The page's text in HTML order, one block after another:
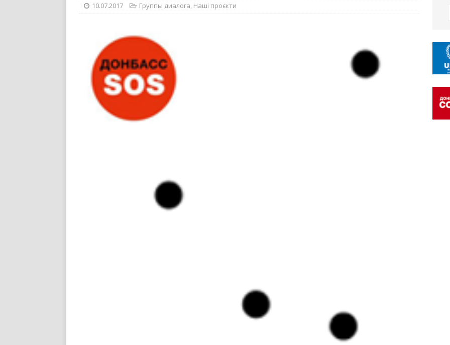
10.07.2017 Группы диалога, Наші проєкти